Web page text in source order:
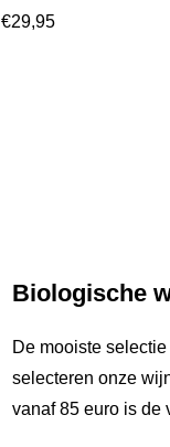
€29,95
Biologische
De mooiste
selecteren onze
vanaf 85 euro is de